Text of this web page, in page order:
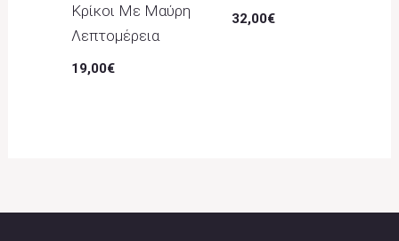
Κρίκοι Με Μαύρη
Λεπτομέρεια
19,00€
32,00€